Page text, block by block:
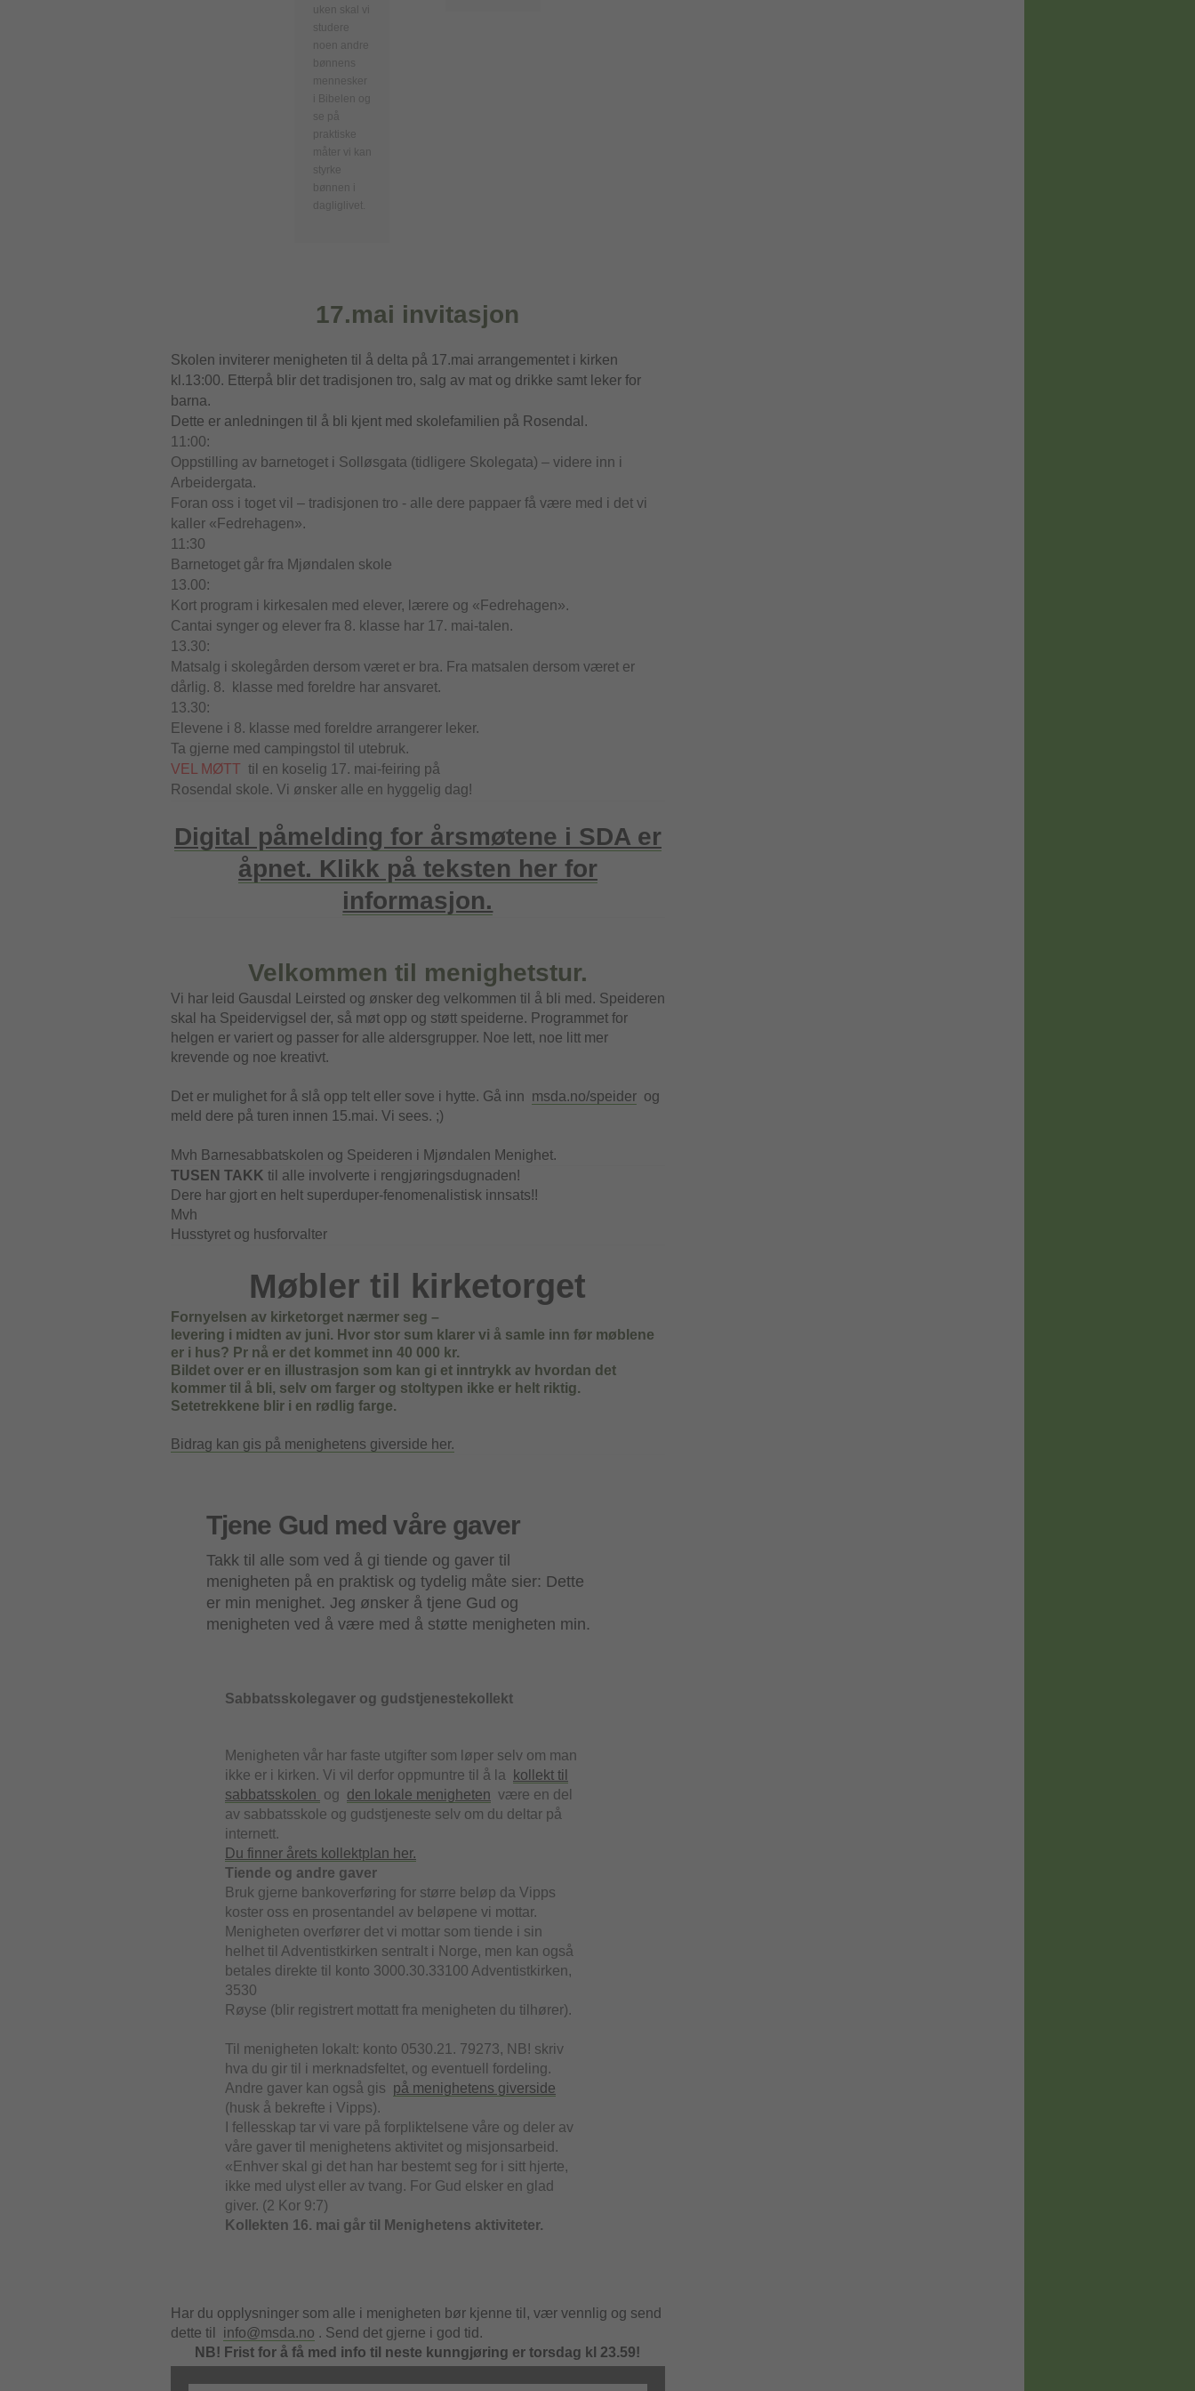
uken skal vi
studere
noen andre
bønnens
mennesker
i Bibelen og
se på
praktiske
måter vi kan
styrke
bønnen i
dagliglivet.
17.mai invitasjon
Skolen inviterer menigheten til å delta på 17.mai arrangementet i kirken
kl.13:00. Etterpå blir det tradisjonen tro, salg av mat og drikke samt leker for
barna.
Dette er anledningen til å bli kjent med skolefamilien på Rosendal.
11:00:
Oppstilling av barnetoget i Solløsgata (tidligere Skolegata) – videre inn i
Arbeidergata.
Foran oss i toget vil – tradisjonen tro - alle dere pappaer få være med i det vi
kaller «Fedrehagen».
11:30
Barnetoget går fra Mjøndalen skole
13.00:
Kort program i kirkesalen med elever, lærere og «Fedrehagen».
Cantai synger og elever fra 8. klasse har 17. mai-talen.
13.30:
Matsalg i skolegården dersom været er bra. Fra matsalen dersom været er
dårlig. 8. klasse med foreldre har ansvaret.
13.30:
Elevene i 8. klasse med foreldre arrangerer leker.
Ta gjerne med campingstol til utebruk.
VEL MØTT til en koselig 17. mai-feiring på
Rosendal skole. Vi ønsker alle en hyggelig dag!
Digital påmelding for årsmøtene i SDA er
åpnet. Klikk på teksten her for
informasjon.
Velkommen til menighetstur.
Vi har leid Gausdal Leirsted og ønsker deg velkommen til å bli med. Speideren
skal ha Speidervigsel der, så møt opp og støtt speiderne. Programmet for
helgen er variert og passer for alle aldersgrupper. Noe lett, noe litt mer
krevende og noe kreativt.
Det er mulighet for å slå opp telt eller sove i hytte. Gå inn msda.no/speider og
meld dere på turen innen 15.mai. Vi sees. ;)
Mvh Barnesabbatskolen og Speideren i Mjøndalen Menighet.
TUSEN TAKK til alle involverte i rengjøringsdugnaden!
Dere har gjort en helt superduper-fenomenalistisk innsats!!
Mvh
Husstyret og husforvalter
Møbler til kirketorget
Fornyelsen av kirketorget nærmer seg –
levering i midten av juni. Hvor stor sum klarer vi å samle inn før møblene
er i hus? Pr nå er det kommet inn 40 000 kr.
Bildet over er en illustrasjon som kan gi et inntrykk av hvordan det
kommer til å bli, selv om farger og stoltypen ikke er helt riktig.
Setetrekkene blir i en rødlig farge.
Bidrag kan gis på menighetens giverside her.
Tjene Gud med våre gaver
Takk til alle som ved å gi tiende og gaver til
menigheten på en praktisk og tydelig måte sier: Dette
er min menighet. Jeg ønsker å tjene Gud og
menigheten ved å være med å støtte menigheten min.
Sabbatsskolegaver og gudstjenestekollekt
Menigheten vår har faste utgifter som løper selv om man
ikke er i kirken. Vi vil derfor oppmuntre til å la
kollekt til
sabbatsskolen og den lokale menigheten være en del
av sabbatsskole og gudstjeneste selv om du deltar på
internett.
Du finner årets kollektplan her.
Tiende og andre gaver
Bruk gjerne bankoverføring for større beløp da Vipps
koster oss en prosentandel av beløpene vi mottar.
Menigheten overfører det vi mottar som tiende i sin
helhet til Adventistkirken sentralt i Norge, men kan også
betales direkte til konto 3000.30.33100 Adventistkirken,
3530
Røyse (blir registrert mottatt fra menigheten du tilhører).
Til menigheten lokalt: konto 0530.21. 79273, NB! skriv
hva du gir til i merknadsfeltet, og eventuell fordeling.
Andre gaver kan også gis på menighetens giverside
(husk å bekrefte i Vipps).
I fellesskap tar vi vare på forpliktelsene våre og deler av
våre gaver til menighetens aktivitet og misjonsarbeid.
«Enhver skal gi det han har bestemt seg for i sitt hjerte,
ikke med ulyst eller av tvang. For Gud elsker en glad
giver. (2 Kor 9:7)
Kollekten 16. mai går til Menighetens aktiviteter.
Har du opplysninger som alle i menigheten bør kjenne til, vær vennlig og send
dette til info@msda.no . Send det gjerne i god tid.
NB! Frist for å få med info til neste kunngjøring er torsdag kl 23.59!